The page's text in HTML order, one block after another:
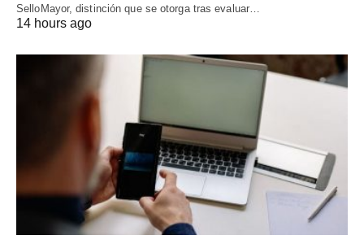
SelloMayor, distinción que se otorga tras evaluar…
14 hours ago